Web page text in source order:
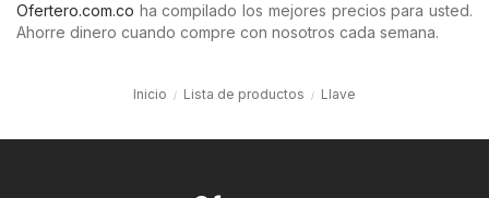
Ofertero.com.co ha compilado los mejores precios para usted.
Ahorre dinero cuando compre con nosotros cada semana.
Inicio Lista de productos Llave